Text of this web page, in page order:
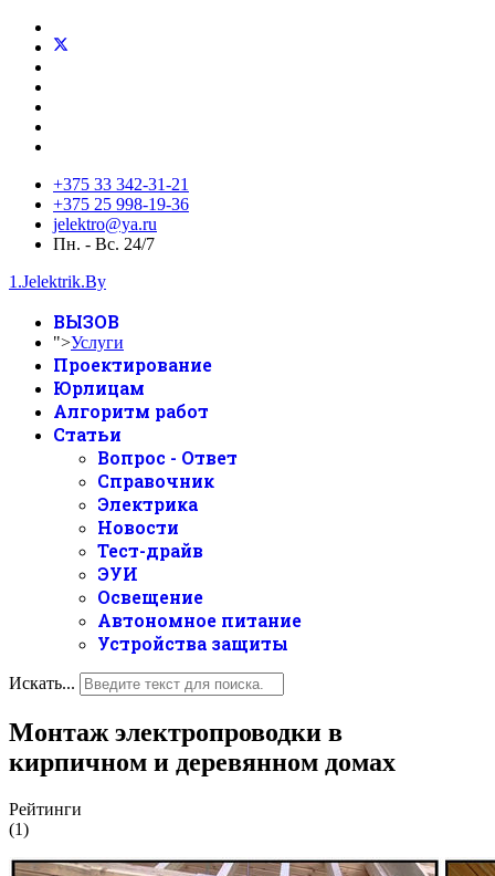
+375 33 342-31-21
+375 25 998-19-36
jelektro@ya.ru
Пн. - Вс. 24/7
1.Jelektrik.By
ВЫЗОВ
">Услуги
Проектирование
Юрлицам
Алгоритм работ
Статьи
Вопрос - Ответ
Справочник
Электрика
Новости
Тест-драйв
ЭУИ
Освещение
Автономное питание
Устройства защиты
Искать...
Монтаж электропроводки в
кирпичном и деревянном домах
Рейтинги
(1)